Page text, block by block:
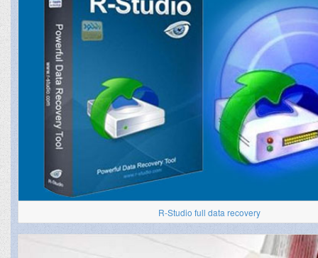
R-Studio full data recovery